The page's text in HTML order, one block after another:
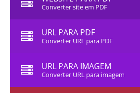
Converter site em PDF
URL PARA PDF
Converter URL para PDF
URL PARA IMAGEM
Converter URL para imagem